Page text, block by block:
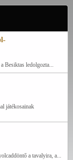
Besiktas ledolgozta...
játékosainak
a tavalyira, a...